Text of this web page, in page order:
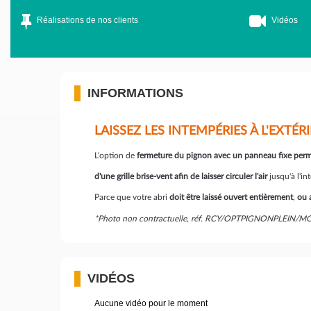
Réalisations de nos clients Vidéos
INFORMATIONS
LAISSEZ LES INTEMPÉRIES À
L'option de fermeture du pignon avec un panneau fixe
d'une grille brise-vent afin de laisser circuler l'airjusqu'à
Parce que votre abri doit être laissé ouvert entièrement, ou
*Photo non contractuelle, réf. RCY/OPTPIGNONPLEIN/
VIDÉOS
Aucune vidéo pour le moment